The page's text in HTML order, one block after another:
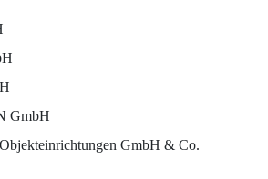
GmbH
GmbH & Co.